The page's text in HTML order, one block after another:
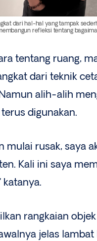
dari hal-hal yang tampak
refleksi tentang
tentang ruang,
dari teknik
alih-alih
digunakan.
mulai rusak, saya
Kali ini saya
katanya.
rangkaian
jelas